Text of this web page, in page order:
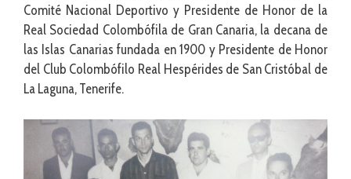
Comité Nacional Deportivo y Presidente de Honor de la
Real Sociedad Colombófila de Gran Canaria, la decana de
las Islas Canarias fundada en 1900 y Presidente de Honor
del Club Colombófilo Real Hespérides de San Cristóbal de
La Laguna, Tenerife.